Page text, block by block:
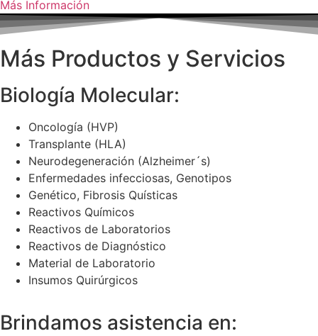
Más Información
Más Productos y Servicios
Biología Molecular:
Oncología (HVP)
Transplante (HLA)
Neurodegeneración (Alzheimer´s)
Enfermedades infecciosas, Genotipos
Genético, Fibrosis Quísticas
Reactivos Químicos
Reactivos de Laboratorios
Reactivos de Diagnóstico
Material de Laboratorio
Insumos Quirúrgicos
Brindamos asistencia en: